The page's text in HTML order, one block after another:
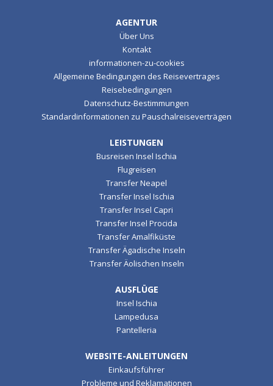
AGENTUR
Über Uns
Kontakt
informationen-zu-cookies
Allgemeine Bedingungen des Reisevertrages
Reisebedingungen
Datenschutz-Bestimmungen
Standardinformationen zu Pauschalreiseverträgen
LEISTUNGEN
Busreisen Insel Ischia
Flugreisen
Transfer Neapel
Transfer Insel Ischia
Transfer Insel Capri
Transfer Insel Procida
Transfer Amalfiküste
Transfer Ägadische Inseln
Transfer Äolischen Inseln
AUSFLÜGE
Insel Ischia
Lampedusa
Pantelleria
WEBSITE-ANLEITUNGEN
Einkaufsführer
Probleme und Reklamationen